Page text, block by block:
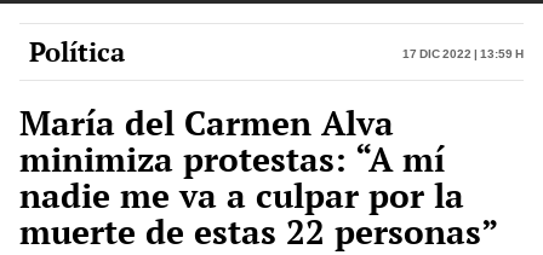
Carlos Cornejo
Política 17 Dic 2022 | 13:59 h
María del Carmen Alva
minimiza protestas: “A mí
nadie me va a culpar por la
muerte de estas 22 personas”